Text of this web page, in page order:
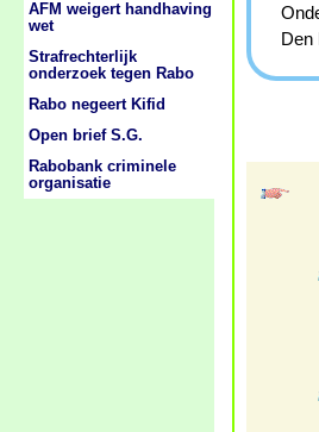
Den
AFM weigert handhaving
wet
Strafrechterlijk
onderzoek tegen Rabo
Rabo negeert Kifid
Open brief S.G.
Rabobank criminele
organisatie